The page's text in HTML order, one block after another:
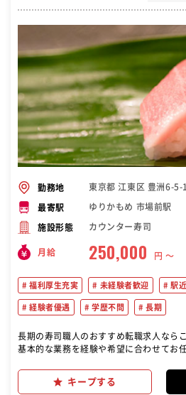
勤務地 東京都 江東区 豊洲6-5-
最寄駅 ゆりかもめ 市場前駅
施設形態 カウンター寿司
月給 250,000 円 〜
福利厚生充実 未経験者歓迎 駅近
経験者優遇 学歴不問 長期
長期の寿司職人のおすすめ転職求人ならこれ！ 厨房スタッフ
基本的な業務を経験や希望に合わせてお
関する作業を行います。 調理業務： 寿
担当します。経験や希望に応じて、調理
キープする